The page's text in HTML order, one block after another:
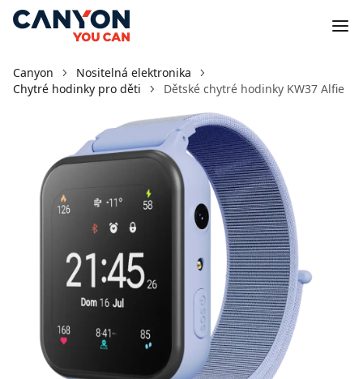
Canyon
Nositelná elektronika
Chytré hodinky pro děti
Dětské chytré hodinky KW37 Alfie